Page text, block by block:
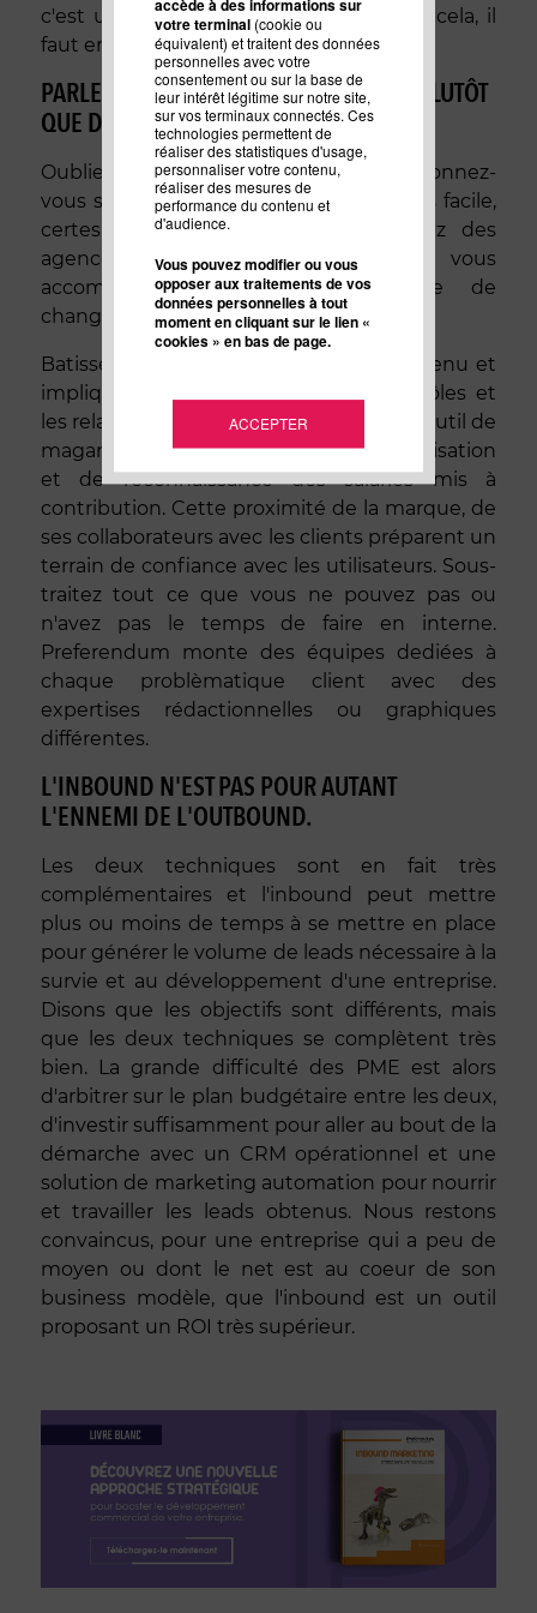
accède à des informations sur
votre terminal (cookie ou
équivalent) et traitent des données
personnelles avec votre
consentement ou sur la base de
leur intérêt légitime sur notre site,
sur vos terminaux connectés. Ces
technologies permettent de
réaliser des statistiques d'usage,
personnaliser votre contenu,
réaliser des mesures de
performance du contenu et
d'audience.
Vous pouvez modifier ou vous
opposer aux traitements de vos
données personnelles à tout
moment en cliquant sur le lien «
cookies » en bas de page.
ACCEPTER
c'est une opportunité à exploiter. Pour cela, il
faut encore s'en donner les moyens.
PARLEZ LUI DE SES PROBLÉMATIQUES, PLUTÔT
QUE DE VOUS !
Oubliez le discours émetteur et positionnez-
vous sur un axe récepteur. Exercice pas facile,
certes… c'est pourquoi vous trouverez des
agences comme Preferendum pour vous
accompagner dans cette stratégie de
changement dans votre entreprise.
Batissez votre propre stratégie de contenu et
impliquer vos équipes, définissez les rôles et
les relais, l'inbound est devenu ainsi un outil de
maganement RH, un élément de valorisation
et de reconnaissance des salariés mis à
contribution. Cette proximité de la marque, de
ses collaborateurs avec les clients préparent un
terrain de confiance avec les utilisateurs. Sous-
traitez tout ce que vous ne pouvez pas ou
n'avez pas le temps de faire en interne.
Preferendum monte des équipes dediées à
chaque problèmatique client avec des
expertises rédactionnelles ou graphiques
différentes.
L'INBOUND N'EST PAS POUR AUTANT
L'ENNEMI DE L'OUTBOUND.
Les deux techniques sont en fait très
complémentaires et l'inbound peut mettre
plus ou moins de temps à se mettre en place
pour générer le volume de leads nécessaire à la
survie et au développement d'une entreprise.
Disons que les objectifs sont différents, mais
que les deux techniques se complètent très
bien. La grande difficulté des PME est alors
d'arbitrer sur le plan budgétaire entre les deux,
d'investir suffisamment pour aller au bout de la
démarche avec un CRM opérationnel et une
solution de marketing automation pour nourrir
et travailler les leads obtenus. Nous restons
convaincus, pour une entreprise qui a peu de
moyen ou dont le net est au coeur de son
business modèle, que l'inbound est un outil
proposant un ROI très supérieur.